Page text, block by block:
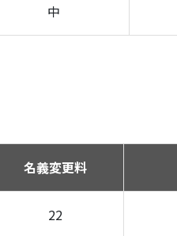
中
名義変更料
22